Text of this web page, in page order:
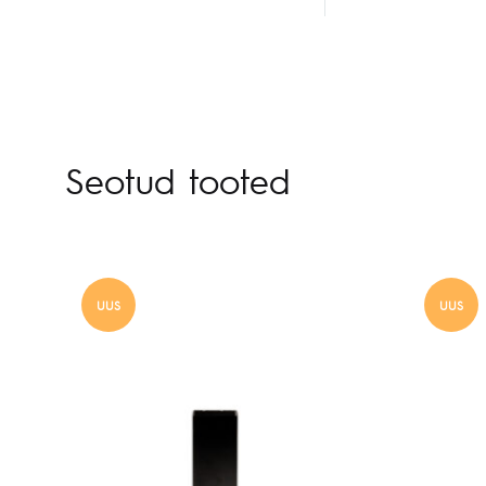
Seotud tooted
UUS UUS